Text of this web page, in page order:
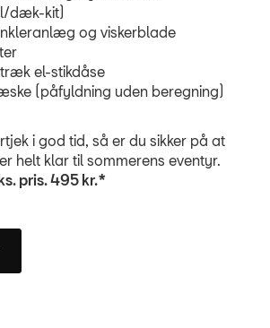
JOB OG KARRIERE
dæk-kit)
og viskerblade
el-stikdåse
(påfyldning uden beregning)
i god tid, så er du sikker på at
helt klar til sommerens eventyr.
pris. 495 kr.*